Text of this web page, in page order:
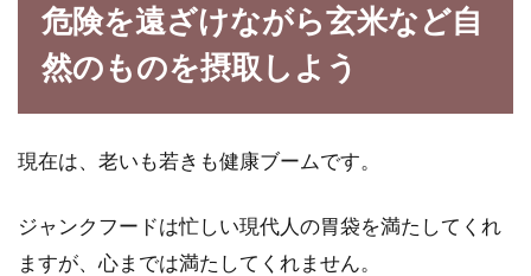
危険を遠ざけながら玄米など自
然のものを摂取しよう
現在は、老いも若きも健康ブームです。
ジャンクフードは忙しい現代人の胃袋を満たしてくれ
ますが、心までは満たしてくれません。